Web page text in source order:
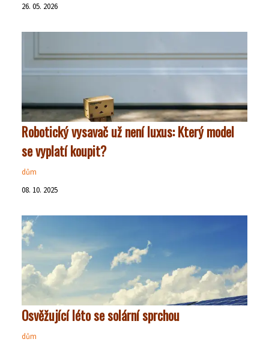
26. 05. 2026
Robotický vysavač už není luxus: Který model
se vyplatí koupit?
dům
08. 10. 2025
Osvěžující léto se solární sprchou
dům